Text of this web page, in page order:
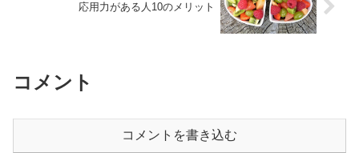
応用力がある人10のメリット
コメント
コメントを書き込む